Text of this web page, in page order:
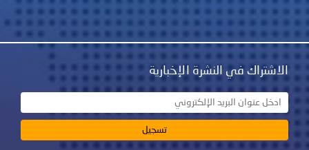
في النشرة الإخبارية